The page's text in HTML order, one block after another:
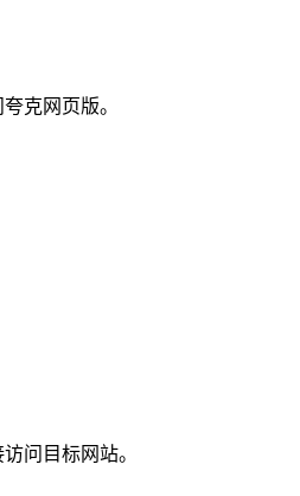
克网页版。
问目标网站。